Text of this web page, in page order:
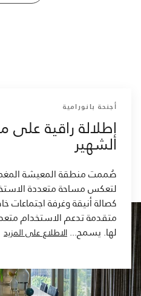
أجنحة بانورامية
إطلالة راقية على
الشهير
صُممت منطقة المعيشة
لتعكس مساحة متعددة
كصالة أنيقة وغرفة
متقدمة تدعم الاستخدام
لها. يسمح...الاطلاع على المزيد